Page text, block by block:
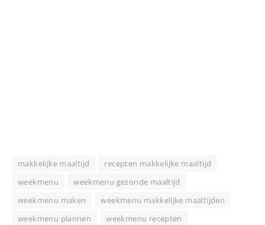
makkelijke maaltijd
recepten makkelijke maaltijd
weekmenu
weekmenu gezonde maaltijd
weekmenu maken
weekmenu makkelijke maaltijden
weekmenu plannen
weekmenu recepten